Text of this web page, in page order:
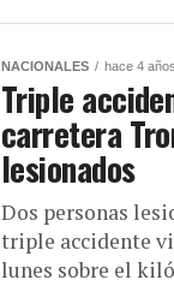
NACIONALES hace 4 años
Triple
carretera
lesionados
Dos personas
triple accidente
lunes sobre el